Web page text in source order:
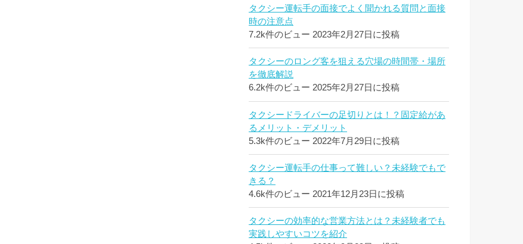
タクシー運転手の面接でよく聞かれる質問と面接
時の注意点
7.2k件のビュー 2023年2月27日に投稿
タクシーのロング客を狙える穴場の時間帯・場所
を徹底解説
6.2k件のビュー 2025年2月27日に投稿
タクシードライバーの足切りとは！？固定給があ
るメリット・デメリット
5.3k件のビュー 2022年7月29日に投稿
タクシー運転手の仕事って難しい？未経験でもで
きる？
4.6k件のビュー 2021年12月23日に投稿
タクシーの効率的な営業方法とは？未経験者でも
実践しやすいコツを紹介